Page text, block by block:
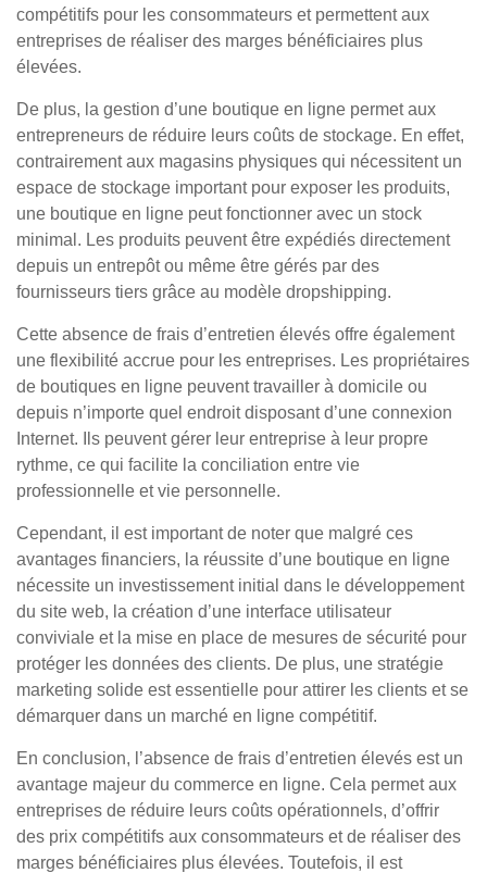
compétitifs pour les consommateurs et permettent aux
entreprises de réaliser des marges bénéficiaires plus
élevées.
De plus, la gestion d’une boutique en ligne permet aux
entrepreneurs de réduire leurs coûts de stockage. En effet,
contrairement aux magasins physiques qui nécessitent un
espace de stockage important pour exposer les produits,
une boutique en ligne peut fonctionner avec un stock
minimal. Les produits peuvent être expédiés directement
depuis un entrepôt ou même être gérés par des
fournisseurs tiers grâce au modèle dropshipping.
Cette absence de frais d’entretien élevés offre également
une flexibilité accrue pour les entreprises. Les propriétaires
de boutiques en ligne peuvent travailler à domicile ou
depuis n’importe quel endroit disposant d’une connexion
Internet. Ils peuvent gérer leur entreprise à leur propre
rythme, ce qui facilite la conciliation entre vie
professionnelle et vie personnelle.
Cependant, il est important de noter que malgré ces
avantages financiers, la réussite d’une boutique en ligne
nécessite un investissement initial dans le développement
du site web, la création d’une interface utilisateur
conviviale et la mise en place de mesures de sécurité pour
protéger les données des clients. De plus, une stratégie
marketing solide est essentielle pour attirer les clients et se
démarquer dans un marché en ligne compétitif.
En conclusion, l’absence de frais d’entretien élevés est un
avantage majeur du commerce en ligne. Cela permet aux
entreprises de réduire leurs coûts opérationnels, d’offrir
des prix compétitifs aux consommateurs et de réaliser des
marges bénéficiaires plus élevées. Toutefois, il est